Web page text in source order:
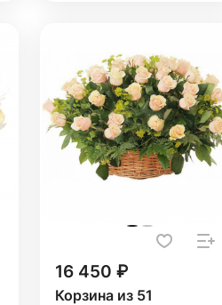
16 450 ₽
Корзина из 51